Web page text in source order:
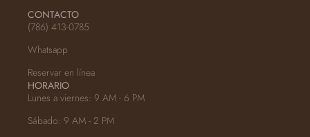
CONTACTO
(786) 413-0785
Whatsapp
Reservar en línea
HORARIO
Lunes a viernes: 9 AM - 6 PM
Sábado: 9 AM - 2 PM